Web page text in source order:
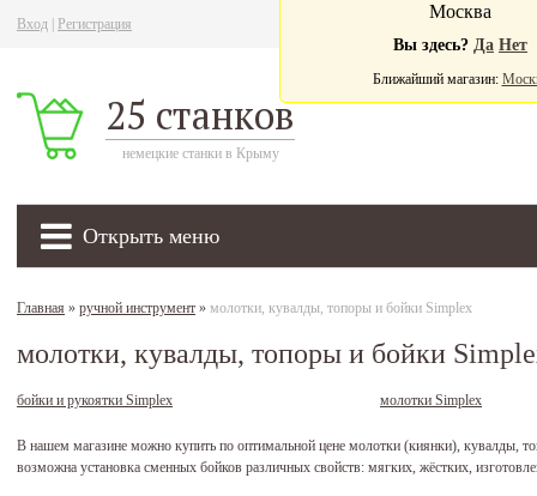
Вход Регистрация
25 станков
немецкие станки в Крыму
Открыть меню
Москва
Вы здесь? Да Нет
Ближайший магазин:
Главная » ручной инструмент » молотки, кувалды, топоры и бойки Simplex
молотки, кувалды, топоры и бойки
бойки и рукоятки Simplex молотки Simplex
В нашем магазине можно купить по оптимальной цене молотки (киянки), кувалды,
возможна установка сменных бойков различных свойств: мягких, жёстких,